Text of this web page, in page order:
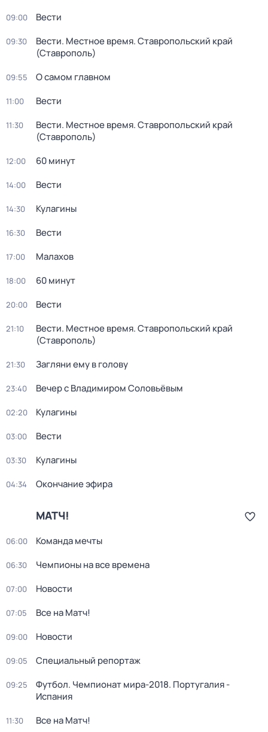
09:00 Вести
09:30
Вести. Местное время. Ставропольский край
(Ставрополь)
09:55 О самом главном
11:00 Вести
11:30
Вести. Местное время. Ставропольский край
(Ставрополь)
12:00 60 минут
14:00 Вести
14:30 Кулагины
16:30 Вести
17:00 Малахов
18:00 60 минут
20:00 Вести
21:10
Вести. Местное время. Ставропольский край
(Ставрополь)
21:30 Загляни ему в голову
23:40 Вечер с Владимиром Соловьёвым
02:20 Кулагины
03:00 Вести
03:30 Кулагины
04:34 Окончание эфира
МАТЧ!
06:00 Команда мечты
06:30 Чемпионы на все времена
07:00 Новости
07:05 Все на Матч!
09:00 Новости
09:05 Специальный репортаж
09:25
Футбол. Чемпионат мира-2018. Португалия -
Испания
11:30 Все на Матч!